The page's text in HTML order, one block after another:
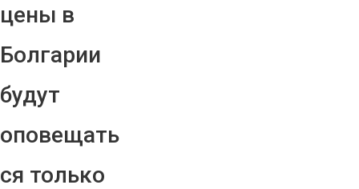
цены в
Болгарии
будут
оповещать
ся только